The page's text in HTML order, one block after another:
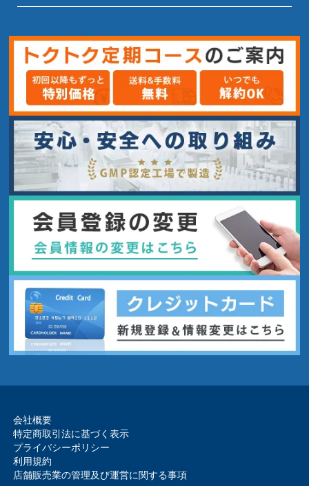
会社概要
特定商取引法に基づく表示
プライバシーポリシー
利用規約
店舗販売業の管理及び運営に関する事項